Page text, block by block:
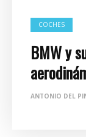
COCHES
BMW y
ANTONIO DEL